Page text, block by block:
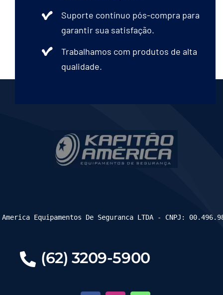
Suporte contínuo pós-compra para
garantir sua satisfação.
Trabalhamos com produtos de alta
qualidade.
(62) 3209-5900
Equipamentos De Seguranca LTDA - CNPJ: